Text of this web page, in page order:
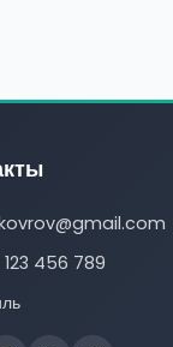
456 789